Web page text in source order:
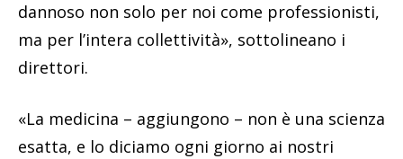
dannoso non solo per noi come professionisti,
ma per l’intera collettività», sottolineano i
direttori.
«La medicina – aggiungono – non è una scienza
esatta, e lo diciamo ogni giorno ai nostri